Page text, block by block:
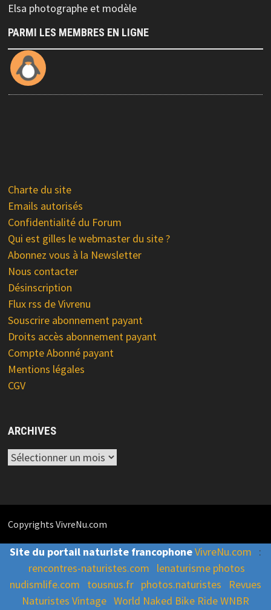
Elsa photographe et modèle
PARMI LES MEMBRES EN LIGNE
Charte du site
Emails autorisés
Confidentialité du Forum
Qui est gilles le webmaster du site ?
Abonnez vous à la Newsletter
Nous contacter
Désinscription
Flux rss de Vivrenu
Souscrire abonnement payant
Droits accès abonnement payant
Compte Abonné payant
Mentions légales
CGV
ARCHIVES
Archives
Copyrights VivreNu.com
Site du portail naturiste francophoneVivreNu.com :
rencontres-naturistes.com
lenaturisme photos
nudismlife.com
tousnus.fr photos.naturistes
Revues
Naturistes Vintage World Naked Bike Ride WNBR